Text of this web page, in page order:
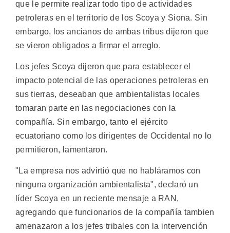
que le permite realizar todo tipo de actividades
petroleras en el territorio de los Scoya y Siona. Sin
embargo, los ancianos de ambas tribus dijeron que
se vieron obligados a firmar el arreglo.
Los jefes Scoya dijeron que para establecer el
impacto potencial de las operaciones petroleras en
sus tierras, deseaban que ambientalistas locales
tomaran parte en las negociaciones con la
compañía. Sin embargo, tanto el ejército
ecuatoriano como los dirigentes de Occidental no lo
permitieron, lamentaron.
"La empresa nos advirtió que no habláramos con
ninguna organización ambientalista", declaró un
líder Scoya en un reciente mensaje a RAN,
agregando que funcionarios de la compañía tambien
amenazaron a los jefes tribales con la intervención